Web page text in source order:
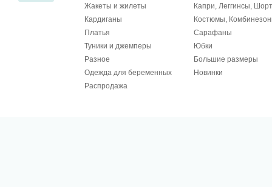
Жакеты и жилеты
Капри, Леггинсы,
Кардиганы
Костюмы,
Платья
Сарафаны
Туники и джемперы
Юбки
Разное
Большие размеры
Одежда для беременных
Новинки
Распродажа